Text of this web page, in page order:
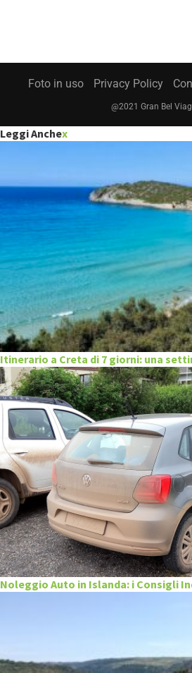
Foto in uso Privacy Policy
@2021 Gran Bel
Leggi Anchex
Itinerario a Creta di 7 giorni: una
Noleggio Auto in Islanda: i Consigli